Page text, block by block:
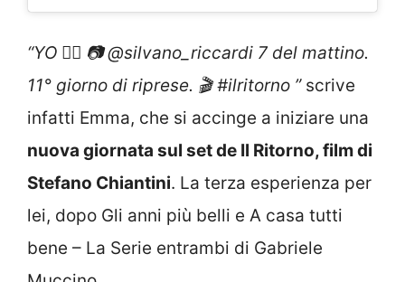
“YO ✌🏼 📷 @silvano_riccardi 7 del mattino.
11° giorno di riprese. 🎬 #ilritorno ” scrive
infatti Emma, che si accinge a iniziare una
nuova giornata sul set de Il Ritorno, film di
Stefano Chiantini. La terza esperienza per
lei, dopo Gli anni più belli e A casa tutti
bene – La Serie entrambi di Gabriele